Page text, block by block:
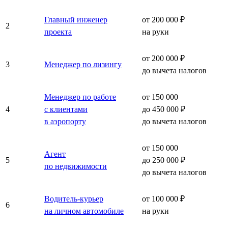
2
Главный инженер
проекта
от 200 000 ₽
на руки
3 Менеджер по лизингу
от 200 000 ₽
до вычета налогов
4
Менеджер по работе
с клиентами
в аэропорту
от 150 000
до 450 000 ₽
до вычета налогов
5
Агент
по недвижимости
от 150 000
до 250 000 ₽
до вычета налогов
6
Водитель-курьер
на личном автомобиле
от 100 000 ₽
на руки